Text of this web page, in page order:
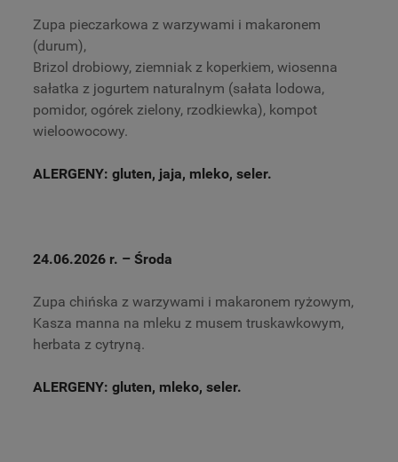
Zupa pieczarkowa z warzywami i makaronem
(durum),
Brizol drobiowy, ziemniak z koperkiem, wiosenna
sałatka z jogurtem naturalnym (sałata lodowa,
pomidor, ogórek zielony, rzodkiewka), kompot
wieloowocowy.
ALERGENY: gluten, jaja, mleko, seler.
24.06.2026 r. – Środa
Zupa chińska z warzywami i makaronem ryżowym,
Kasza manna na mleku z musem truskawkowym,
herbata z cytryną.
ALERGENY: gluten, mleko, seler.